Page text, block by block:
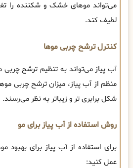
می‌تواند موهای خشک و شکننده را
لطیف کند.
کنترل ترشح چربی موها
آب پیاز می‌تواند به تنظیم ترشح چربی
منظم از آب پیاز، میزان ترشح چربی
شکل برابری تر و زیباتر به نظر می‌رسند.
روش استفاده از آب پیاز برای مو
برای استفاده از آب پیاز برای بهبود
عمل کنید: